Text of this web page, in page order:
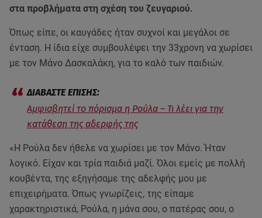
στα προβλήματα στη σχέση του ζευγαριού.
Όπως είπε, οι καυγάδες ήταν συχνοί και μεγάλοι σε
ένταση. Η ίδια είχε συμβουλέψει την 33χρονη να χωρίσει
με τον Μάνο Δασκαλάκη, για το καλό των παιδιών.
Αμφισβητεί το πόρισμα η Ρούλα – Τι λέει για την
κατάθεση της αδερφής της
«Η Ρούλα δεν ήθελε να χωρίσει με τον Μάνο. Ήταν
λογικό. Είχαν και τρία παιδιά μαζί. Όλοι εμείς με πολλή
κουβέντα, της εξηγήσαμε της αδελφής μου με
επιχειρήματα. Όπως γνωρίζεις, της είπαμε
χαρακτηριστικά, Ρούλα, η μάνα σου, ο πατέρας σου, ο